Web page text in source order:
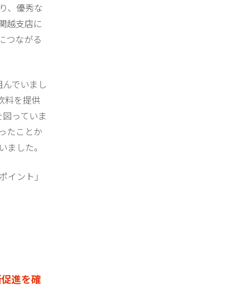
、優秀な
越支店に
つながる
でいまし
料を提供
っていま
たことか
した。
ント」
進を確